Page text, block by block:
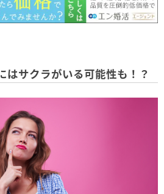
はサクラがいる可能性も！？